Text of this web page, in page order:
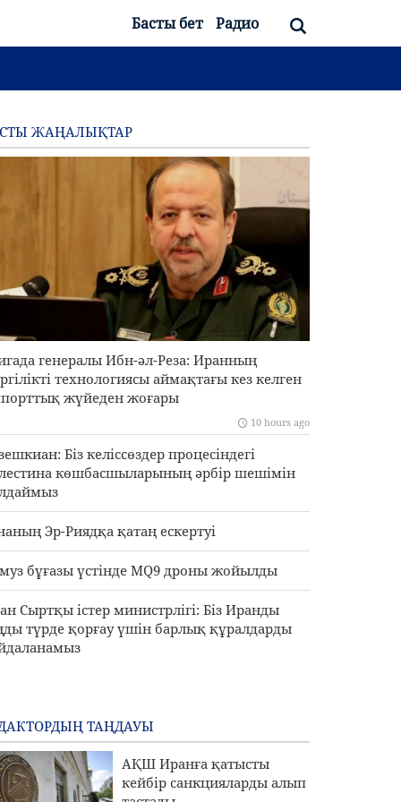
Басты бет Радио
ЖАҢАЛЫҚТАР
генералы Ибн-әл-Реза: Иранның
технологиясы аймақтағы кез келген
жүйеден жоғары
10 hours ago
Біз келіссөздер процесіндегі
көшбасшыларының әрбір шешімін
Эр-Риядқа қатаң ескертуі
бұғазы үстінде MQ9 дроны жойылды
Сыртқы істер министрлігі: Біз Иранды
түрде қорғау үшін барлық құралдарды
ТАҢДАУЫ
АҚШ Иранға қатысты
кейбір санкцияларды алып